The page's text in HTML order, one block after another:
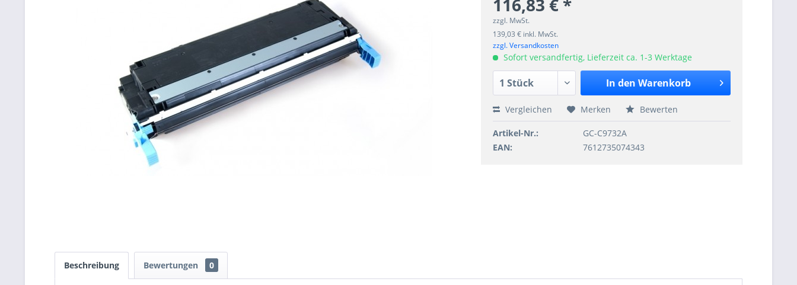
116,83 € *
zzgl. MwSt.
139,03 € inkl. MwSt.
zzgl. Versandkosten
Sofort versandfertig, Lieferzeit ca. 1-3 Werktage
In den Warenkorb
Vergleichen Merken Bewerten
Artikel-Nr.:
GC-C9732A
EAN:
7612735074343
Beschreibung Bewertungen 0